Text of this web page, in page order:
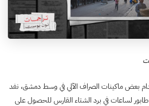
بعض ماكينات الصراف الآلي في وسط دمشق، نفد
لساعات في برد الشتاء القارس للحصول على